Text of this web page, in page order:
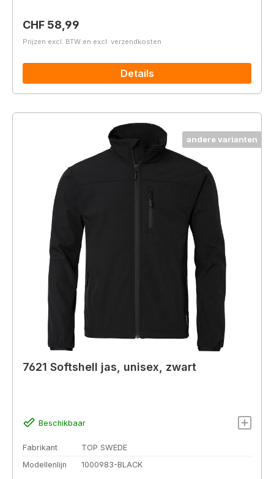
Normale prijs:
CHF 58,99
Prijzen excl. BTW en excl. verzendkosten
Details
andere varianten
7621 Softshell jas, unisex, zwart
Beschikbaar
Fabrikant
TOP SWEDE
Modellenlijn
1000983-BLACK